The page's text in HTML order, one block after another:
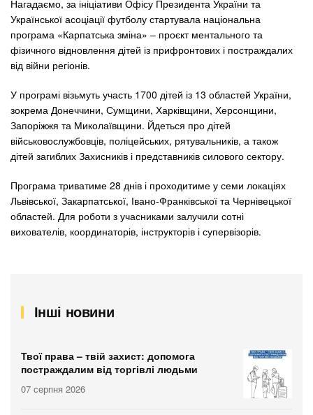
Нагадаємо, за ініціативи Офісу Президента України та
Української асоціації футболу стартувала національна
програма «Карпатська зміна» – проєкт ментального та
фізичного відновлення дітей із прифронтових і постраждалих
від війни регіонів.
У програмі візьмуть участь 1700 дітей із 13 областей України,
зокрема Донеччини, Сумщини, Харківщини, Херсонщини,
Запоріжжя та Миколаївщини. Йдеться про дітей
військовослужбовців, поліцейських, рятувальників, а також
дітей загиблих Захисників і представників силового сектору.
Програма триватиме 28 днів і проходитиме у семи локаціях
Львівської, Закарпатської, Івано-Франківської та Чернівецької
областей. Для роботи з учасниками залучили сотні
вихователів, координаторів, інструкторів і супервізорів.
Інші новини
Твої права – твій захист: допомога
постраждалим від торгівлі людьми
07 серпня 2026